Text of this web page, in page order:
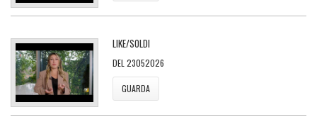
LIKE/SOLDI
DEL 23052026
GUARDA